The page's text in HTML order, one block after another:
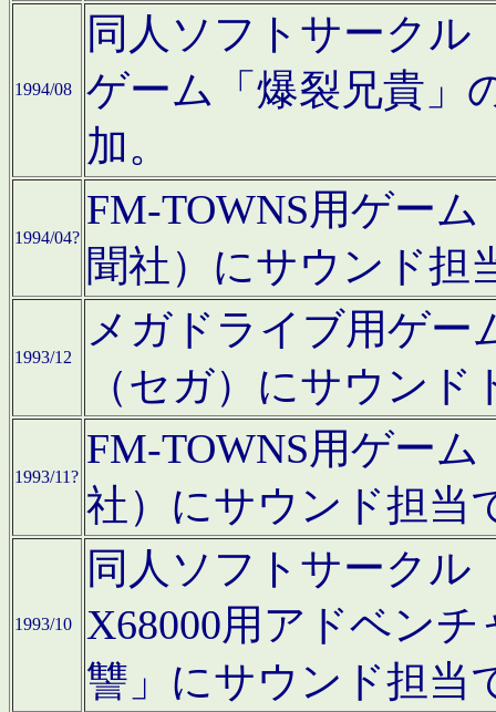
1994/08
同人ソフトサークル
ゲーム「爆裂兄貴」
加。
1994/04?
FM-TOWNS用ゲー
聞社）にサウンド担
1993/12
メガドライブ用ゲー
（セガ）にサウン
1993/11?
FM-TOWNS用ゲー
社）にサウンド担当
1993/10
同人ソフトサークル
X68000用アドベン
讐」にサウンド担当